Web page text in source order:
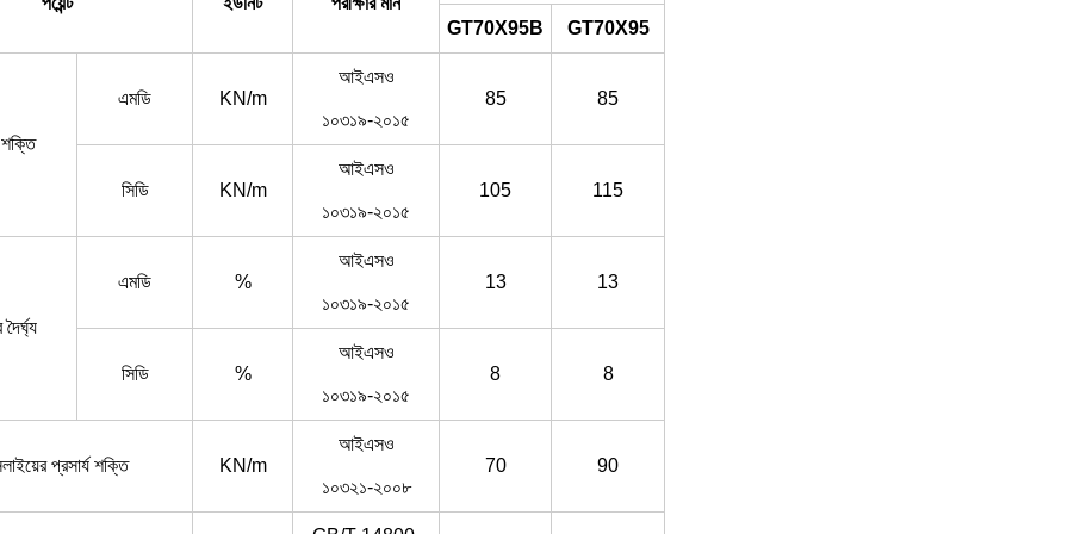
GT70X95B GT70X95
শক্তি
এমডি KN/m
আইএসও
১০৩১৯-২০১৫
85 85
সিডি KN/m
আইএসও
১০৩১৯-২০১৫
105 115
দৈর্ঘ্য
এমডি %
আইএসও
১০৩১৯-২০১৫
13 13
সিডি %
আইএসও
১০৩১৯-২০১৫
8 8
প্রসার্য শক্তি KN/m
আইএসও
১০৩২১-২০০৮
70 90